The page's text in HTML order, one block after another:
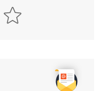
dernière apparition
?
renaissance